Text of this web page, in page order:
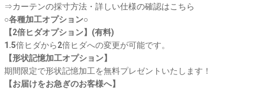
⇒カーテンの採寸方法・詳しい仕様の確認はこちら
○各種加工オプション○
【2倍ヒダオプション】(有料)
1.5倍ヒダから2倍ヒダへの変更が可能です。
【形状記憶加工オプション】
期間限定で形状記憶加工を無料プレゼントいたします！
【お届けをお急ぎのお客様へ】